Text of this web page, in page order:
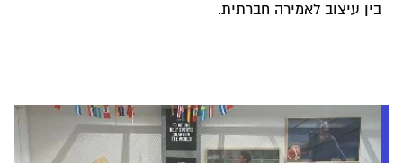
בין עיצוב לאמירה חברתית.